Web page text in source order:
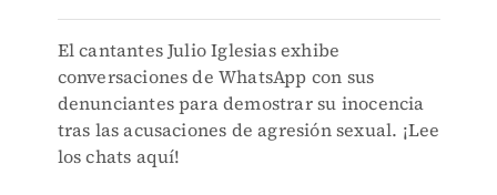
El cantantes Julio Iglesias exhibe
conversaciones de WhatsApp con sus
denunciantes para demostrar su inocencia
tras las acusaciones de agresión sexual. ¡Lee
los chats aquí!